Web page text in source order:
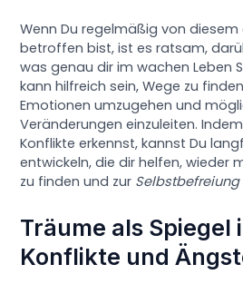
Wenn Du regelmäßig von
betroffen bist, ist es ratsam,
was genau dir im wachen Leben
kann hilfreich sein, Wege zu
Emotionen umzugehen und
Veränderungen einzuleiten.
Konflikte erkennst, kannst Du
entwickeln, die dir helfen, wieder
zu finden und zur Selbstbefreiung
Träume als Spiegel
Konflikte und